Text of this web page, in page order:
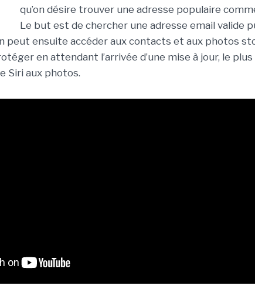
qu’on désire trouver une adresse populaire
Le but est de chercher une adresse email valide
peut ensuite accéder aux contacts et aux photos
en attendant l’arrivée d’une mise à jour, le
Siri aux photos.